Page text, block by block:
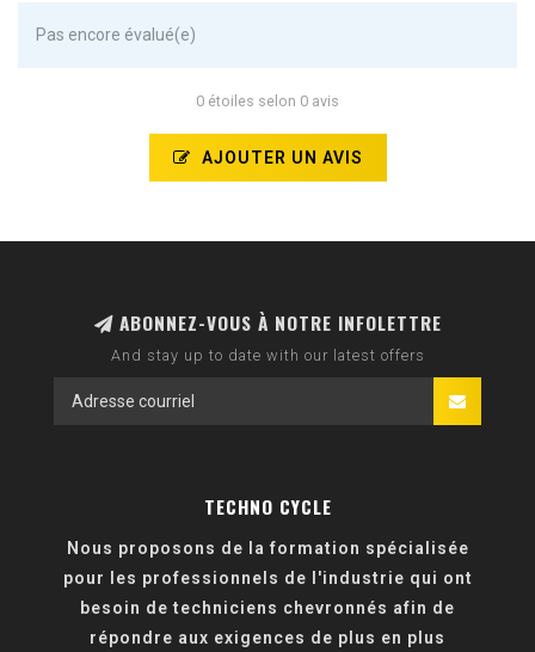
Pas encore évalué(e)
0 étoiles selon 0 avis
AJOUTER UN AVIS
ABONNEZ-VOUS À NOTRE INFOLETTRE
And stay up to date with our latest offers
TECHNO CYCLE
Nous proposons de la formation spécialisée
pour les professionnels de l'industrie qui ont
besoin de techniciens chevronnés afin de
répondre aux exigences de plus en plus